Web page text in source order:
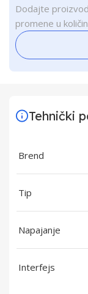
Dodajte
promene u
Tehnički
Brend
Tip
Napajanje
Interfejs